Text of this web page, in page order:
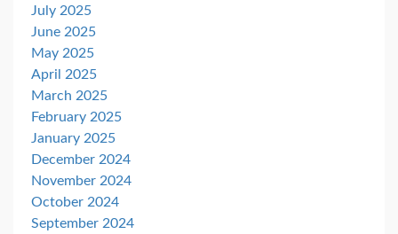
July 2025
June 2025
May 2025
April 2025
March 2025
February 2025
January 2025
December 2024
November 2024
October 2024
September 2024